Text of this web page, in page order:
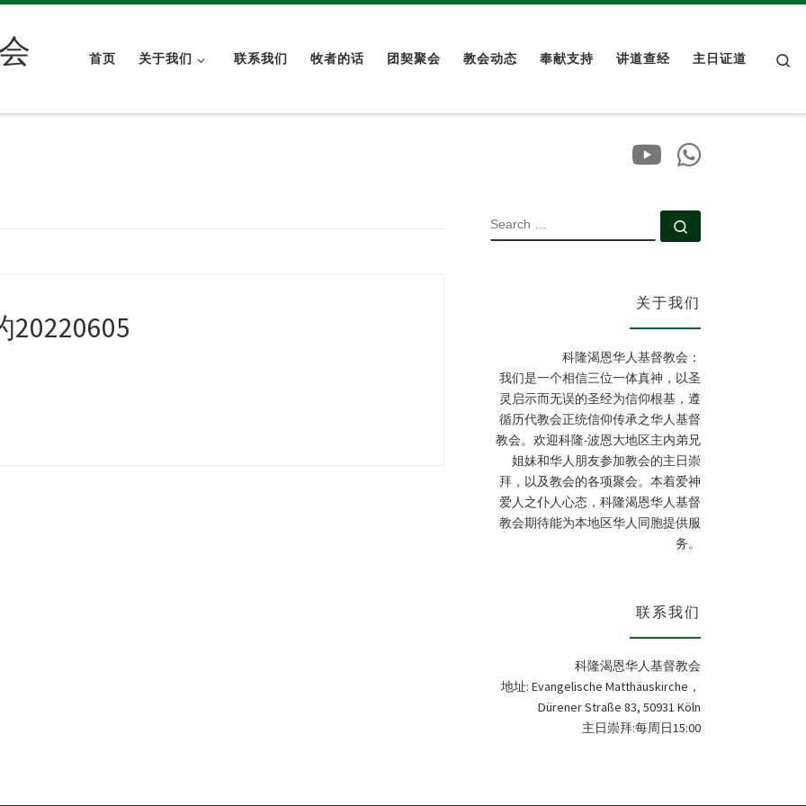
首页 关于我们 联系我们 牧者的话 团契聚会 教会动态 奉献支持 讲道查经 主日证道
SEARCH
关于我们
科隆渴恩华人基督教会：
我们是一个相信三位一体真神，以圣
灵启示而无误的圣经为信仰根基，遵
循历代教会正统信仰传承之华人基督
教会。欢迎科隆-波恩大地区主内弟兄
姐妹和华人朋友参加教会的主日崇
拜，以及教会的各项聚会。本着爱神
爱人之仆人心态，科隆渴恩华人基督
教会期待能为本地区华人同胞提供服
务。
联系我们
科隆渴恩华人基督教会
地址: Evangelische Matthäuskirche，
Dürener Straße 83, 50931 Köln
主日崇拜:每周日15:00